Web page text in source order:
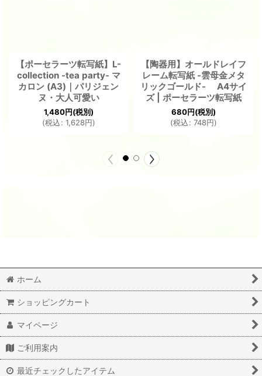
【ポーセラーツ転写紙】L-
collection -tea party- マ
カロン (A3)｜パリジェン
ヌ・大人可愛い
1,480円(税別)
(税込: 1,628円)
【陶器用】オールドレイフ
レーム転写紙 -雲母金メタ
リックゴールド- A4サイ
ズ | ポーセラーツ転写紙
680円(税別)
(税込: 748円)
ホーム
ショッピングカート
マイページ
ご利用案内
最近チェックしたアイテム